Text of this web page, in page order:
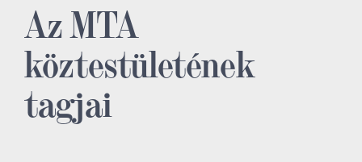
Az MTA
köztestületének
tagjai